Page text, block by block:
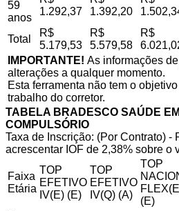
59
anos
1.292,37
1.392,20
Total
R$
5.179,53
R$
5.579,58
R$
IMPORTANTE! As informações
alterações a qualquer momento.
Esta ferramenta não tem o
trabalho do corretor.
TABELA BRADESCO SAÚDE
COMPULSÓRIO
Taxa de Inscrição: (Por Contrato) -
acrescentar IOF de 2,38% sobre o
Faixa
Etária
TOP
EFETIVO
IV(E) (E)
TOP
EFETIVO
IV(Q) (A)
TOP
(E)